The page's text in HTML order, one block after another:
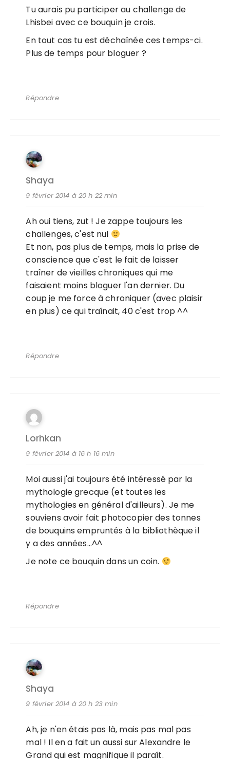
Tu aurais pu participer au challenge de
Lhisbei avec ce bouquin je crois.
En tout cas tu est déchaînée ces temps-ci.
Plus de temps pour bloguer ?
Répondre
Shaya
9 février 2014 à 20 h 22 min
Ah oui tiens, zut ! Je zappe toujours les
challenges, c'est nul
Et non, pas plus de temps, mais la prise de
conscience que c'est le fait de laisser
traîner de vieilles chroniques qui me
faisaient moins bloguer l'an dernier. Du
coup je me force à chroniquer (avec plaisir
en plus) ce qui traînait, 40 c'est trop ^^
Répondre
Lorhkan
9 février 2014 à 16 h 16 min
Moi aussi j'ai toujours été intéressé par la
mythologie grecque (et toutes les
mythologies en général d'ailleurs). Je me
souviens avoir fait photocopier des tonnes
de bouquins empruntés à la bibliothèque il
y a des années…^^
Je note ce bouquin dans un coin.
Répondre
Shaya
9 février 2014 à 20 h 23 min
Ah, je n'en étais pas là, mais pas mal pas
mal ! Il en a fait un aussi sur Alexandre le
Grand qui est magnifique il paraît.